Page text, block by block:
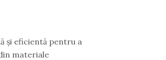
și eficientă pentru a
materiale